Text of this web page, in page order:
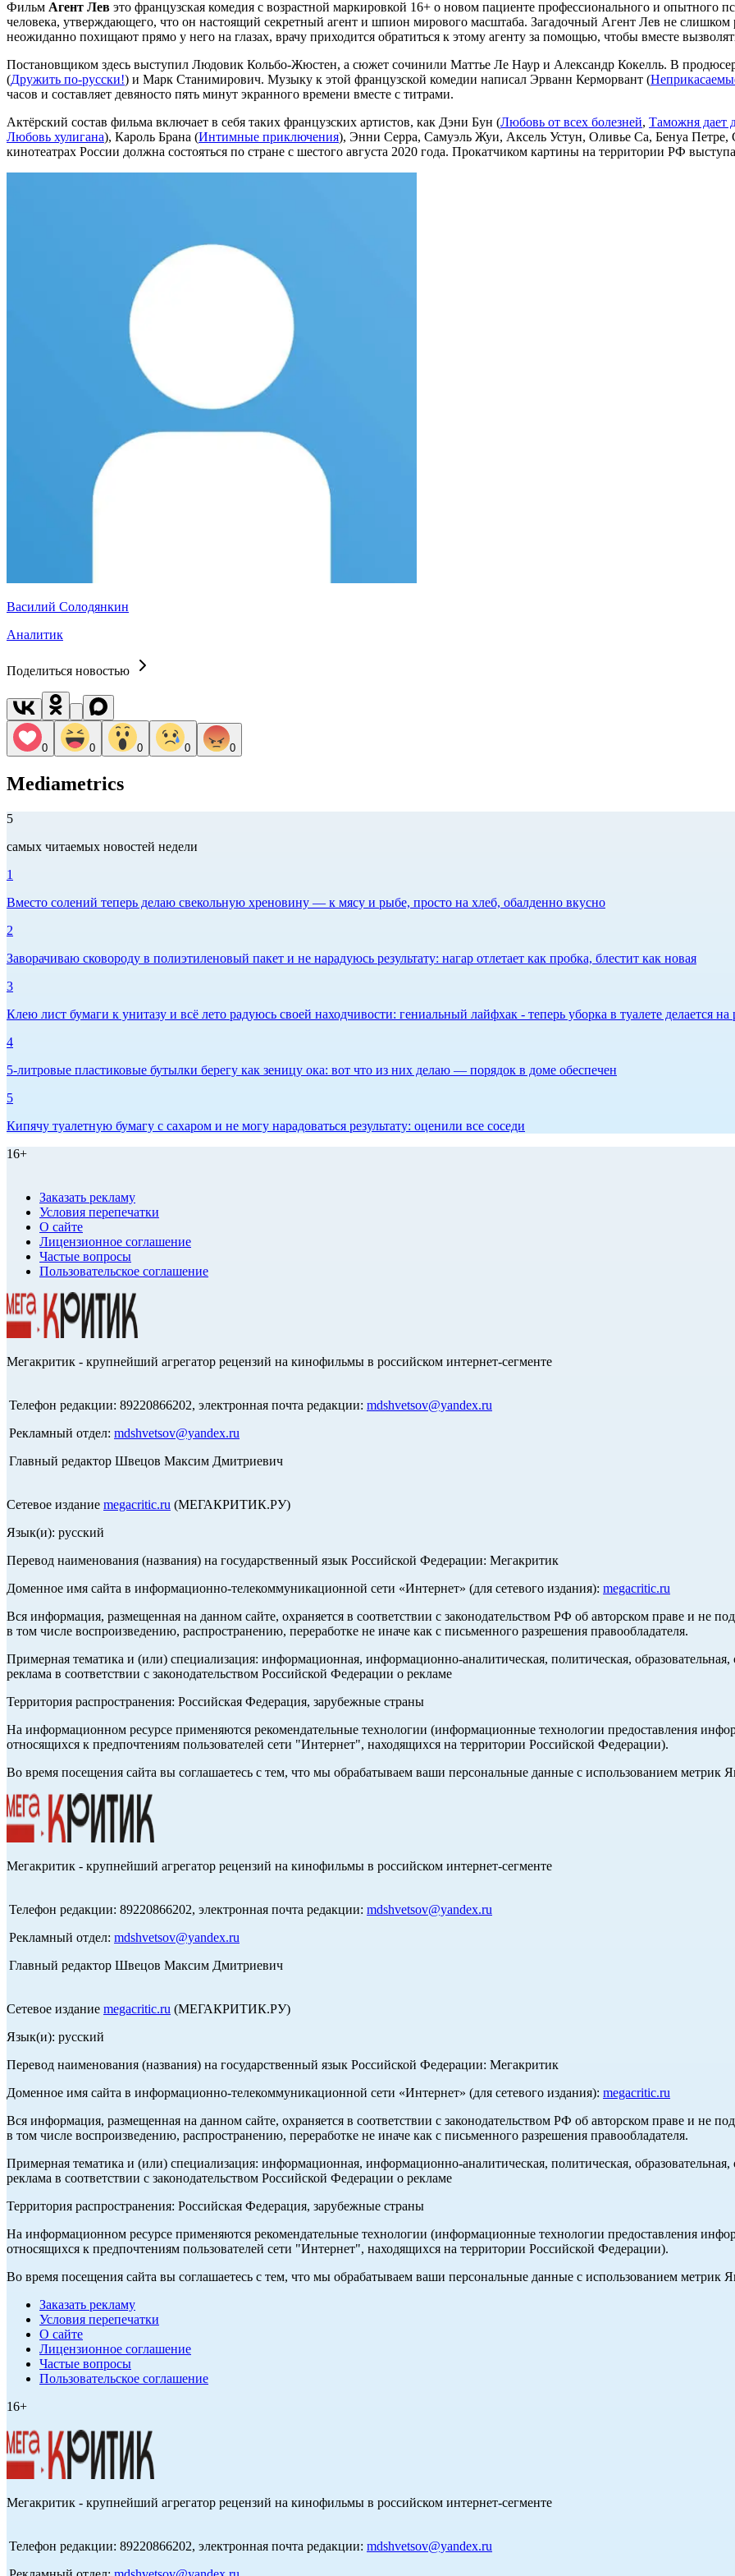
Фильм Агент Лев это французская комедия с возрастной маркировкой 16+ о новом пациенте профессионального и опытного
человека, утверждающего, что он настоящий секретный агент и шпион мирового масштаба. Загадочный Агент Лев не слишком
неожиданно похищают прямо у него на глазах, врачу приходится обратиться к этому агенту за помощью, чтобы вместе
Постановщиком здесь выступил Людовик Кольбо-Жюстен, а сюжет сочинили Маттье Ле Наур и Александр Кокелль. В
(Дружить по-русски!) и Марк Станимирович. Музыку к этой французской комедии написал Эрванн Керморвант (
часов и составляет девяносто пять минут экранного времени вместе с титрами.
Актёрский состав фильма включает в себя таких французских артистов, как Дэни Бун (Любовь от всех болезней, Таможня дает
Любовь хулигана), Кароль Брана (Интимные приключения), Энни Серра, Самуэль Жуи, Аксель Устун, Оливье Са, Бенуа
кинотеатрах России должна состояться по стране с шестого августа 2020 года. Прокатчиком картины на территории РФ
Василий Солодянкин
Аналитик
Поделиться новостью
0 0 0 0 0
Mediametrics
5
самых читаемых новостей недели
1
Вместо солений теперь делаю свекольную хреновину — к мясу и рыбе, просто на хлеб, обалденно вкусно
2
Заворачиваю сковороду в полиэтиленовый пакет и не нарадуюсь результату: нагар отлетает как пробка, блестит как новая
3
Клею лист бумаги к унитазу и всё лето радуюсь своей находчивости: гениальный лайфхак - теперь уборка в туалете делается на
4
5-литровые пластиковые бутылки берегу как зеницу ока: вот что из них делаю — порядок в доме обеспечен
5
Кипячу туалетную бумагу с сахаром и не могу нарадоваться результату: оценили все соседи
16+
Заказать рекламу
Условия перепечатки
О сайте
Лицензионное соглашение
Частые вопросы
Пользовательское соглашение
Мегакритик - крупнейший агрегатор рецензий на кинофильмы в российском интернет-сегменте
Телефон редакции: 89220866202, электронная почта редакции: mdshvetsov@yandex.ru
Рекламный отдел: mdshvetsov@yandex.ru
Главный редактор Швецов Максим Дмитриевич
Сетевое издание megacritic.ru (МЕГАКРИТИК.РУ)
Язык(и): русский
Перевод наименования (названия) на государственный язык Российской Федерации: Мегакритик
Доменное имя сайта в информационно-телекоммуникационной сети «Интернет» (для сетевого издания): megacritic.ru
Вся информация, размещенная на данном сайте, охраняется в соответствии с законодательством РФ об авторском праве и не
в том числе воспроизведению, распространению, переработке не иначе как с письменного разрешения правообладателя.
Примерная тематика и (или) специализация: информационная, информационно-аналитическая, политическая, образовательная,
реклама в соответствии с законодательством Российской Федерации о рекламе
Территория распространения: Российская Федерация, зарубежные страны
На информационном ресурсе применяются рекомендательные технологии (информационные технологии предоставления
относящихся к предпочтениям пользователей сети "Интернет", находящихся на территории Российской Федерации).
Во время посещения сайта вы соглашаетесь с тем, что мы обрабатываем ваши персональные данные с использованием метрик
Мегакритик - крупнейший агрегатор рецензий на кинофильмы в российском интернет-сегменте
Телефон редакции: 89220866202, электронная почта редакции: mdshvetsov@yandex.ru
Рекламный отдел: mdshvetsov@yandex.ru
Главный редактор Швецов Максим Дмитриевич
Сетевое издание megacritic.ru (МЕГАКРИТИК.РУ)
Язык(и): русский
Перевод наименования (названия) на государственный язык Российской Федерации: Мегакритик
Доменное имя сайта в информационно-телекоммуникационной сети «Интернет» (для сетевого издания): megacritic.ru
Вся информация, размещенная на данном сайте, охраняется в соответствии с законодательством РФ об авторском праве и не
в том числе воспроизведению, распространению, переработке не иначе как с письменного разрешения правообладателя.
Примерная тематика и (или) специализация: информационная, информационно-аналитическая, политическая, образовательная,
реклама в соответствии с законодательством Российской Федерации о рекламе
Территория распространения: Российская Федерация, зарубежные страны
На информационном ресурсе применяются рекомендательные технологии (информационные технологии предоставления
относящихся к предпочтениям пользователей сети "Интернет", находящихся на территории Российской Федерации).
Во время посещения сайта вы соглашаетесь с тем, что мы обрабатываем ваши персональные данные с использованием метрик
Заказать рекламу
Условия перепечатки
О сайте
Лицензионное соглашение
Частые вопросы
Пользовательское соглашение
16+
Мегакритик - крупнейший агрегатор рецензий на кинофильмы в российском интернет-сегменте
Телефон редакции: 89220866202, электронная почта редакции: mdshvetsov@yandex.ru